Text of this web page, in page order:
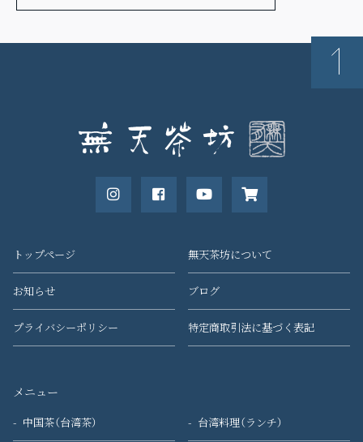
トップページ 無天茶坊について
お知らせ ブログ
プライバシーポリシー 特定商取引法に基づく表記
メニュー
中国茶（台湾茶） 台湾料理（ランチ）